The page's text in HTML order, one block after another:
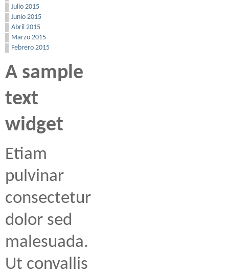
Julio 2015
Junio 2015
Abril 2015
Marzo 2015
Febrero 2015
A sample
text
widget
Etiam
pulvinar
consectetur
dolor sed
malesuada.
Ut convallis